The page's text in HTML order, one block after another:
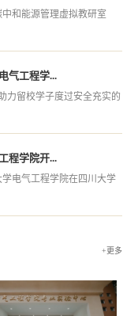
和能源管理虚拟教研室
气工程学...
力留校学子度过安全充实的
程学院开...
电气工程学院在四川大学
+更多